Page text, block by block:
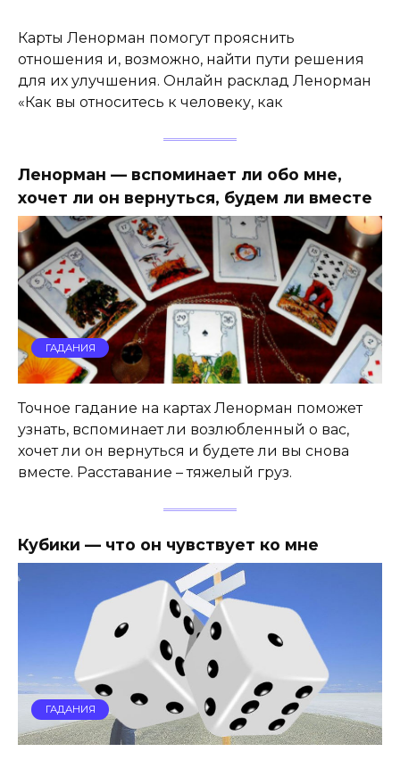
Карты Ленорман помогут прояснить
отношения и, возможно, найти пути решения
для их улучшения. Онлайн расклад Ленорман
«Как вы относитесь к человеку, как
Ленорман — вспоминает ли обо мне,
хочет ли он вернуться, будем ли вместе
ГАДАНИЯ
Точное гадание на картах Ленорман поможет
узнать, вспоминает ли возлюбленный о вас,
хочет ли он вернуться и будете ли вы снова
вместе. Расставание – тяжелый груз.
Кубики — что он чувствует ко мне
ГАДАНИЯ